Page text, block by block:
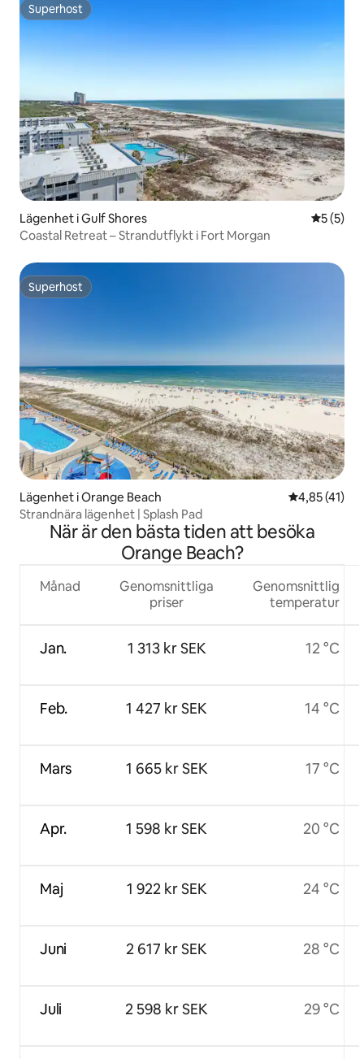
Superhost
Superhost
Lägenhet i Gulf Shores 5 av 5 i
5 (5)
Coastal Retreat – Strandutflykt i Fort Morgan
Superhost
Superhost
Lägenhet i Orange Beach 4,85 av 5 i
4,85 (41)
Strandnära lägenhet | Splash Pad
När är den bästa tiden att besöka
Orange Beach?
Månad
Jan.
Feb.
Mars
Apr.
Maj
Juni
Juli
Genomsnittliga
priser
1 313 kr SEK
1 427 kr SEK
1 665 kr SEK
1 598 kr SEK
1 922 kr SEK
2 617 kr SEK
2 598 kr SEK
Genomsnittlig
temperatur
12 °C
14 °C
17 °C
20 °C
24 °C
28 °C
29 °C